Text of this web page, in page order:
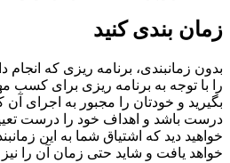
زمان بندی کنید
بدون زمانبندی، برنامه ریزی که انجام
را با توجه به برنامه ریزی برای کسب
بگیرید و خودتان را مجبور به اجرای آن
درست باشد و اهداف خود را درست
خواهید دید که اشتیاق شما به این
خواهد یافت و شاید حتی زمان آن را